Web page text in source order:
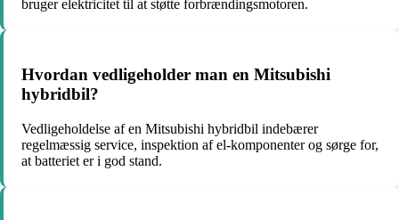
bruger elektricitet til at støtte forbrændingsmotoren.
Hvordan vedligeholder man en Mitsubishi
hybridbil?
Vedligeholdelse af en Mitsubishi hybridbil indebærer
regelmæssig service, inspektion af el-komponenter og sørge for,
at batteriet er i god stand.